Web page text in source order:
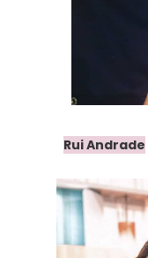
Rui Andrade